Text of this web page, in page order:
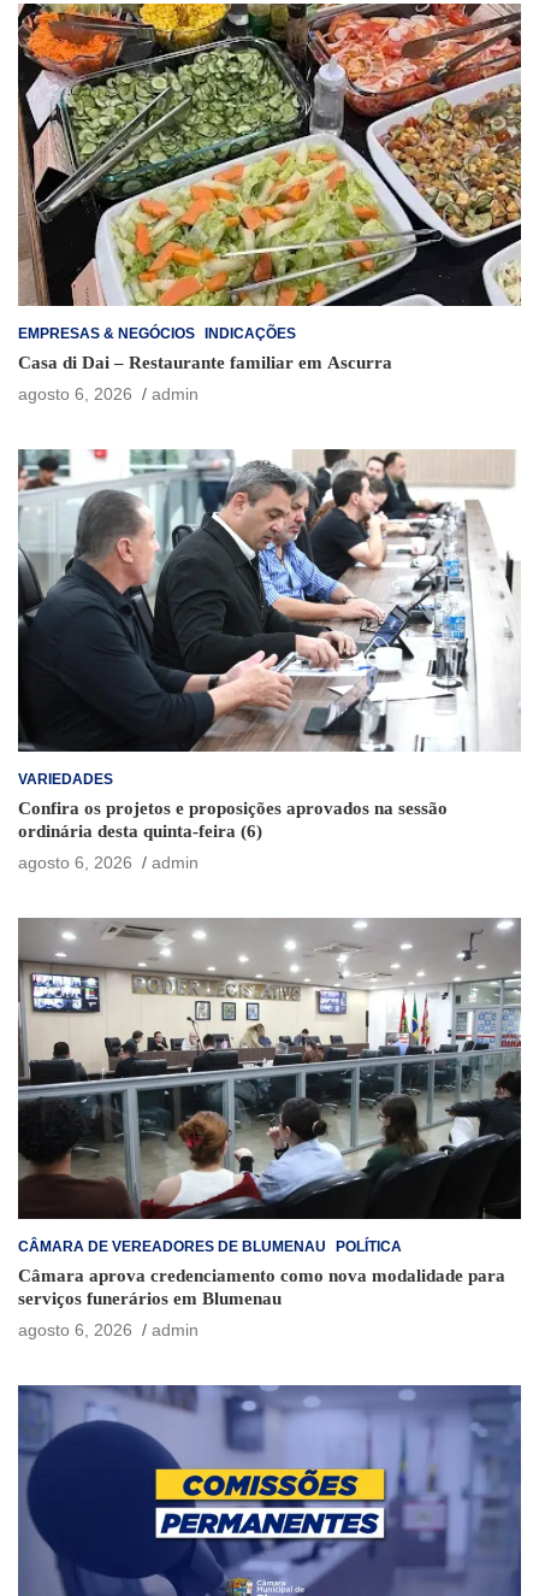
EMPRESAS & NEGÓCIOS INDICAÇÕES
Casa di Dai – Restaurante familiar em Ascurra
agosto 6, 2026
admin
VARIEDADES
Confira os projetos e proposições aprovados na sessão
ordinária desta quinta-feira (6)
agosto 6, 2026
admin
CÂMARA DE VEREADORES DE BLUMENAU POLÍTICA
Câmara aprova credenciamento como nova modalidade para
serviços funerários em Blumenau
agosto 6, 2026
admin